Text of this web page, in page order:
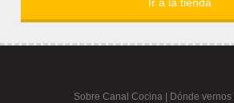
Ir a la tienda
Sobre Canal Cocina Dónde vernos |